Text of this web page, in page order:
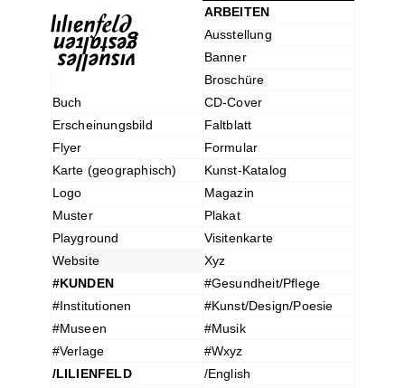
ARBEITEN
Ausstellung
Banner
Broschüre
Buch
CD-Cover
Erscheinungsbild
Faltblatt
Flyer
Formular
Karte (geographisch)
Kunst-Katalog
Logo
Magazin
Muster
Plakat
Playground
Visitenkarte
Website
Xyz
#KUNDEN
#Gesundheit/Pflege
#Institutionen
#Kunst/Design/Poesie
#Museen
#Musik
#Verlage
#Wxyz
/LILIENFELD
/English